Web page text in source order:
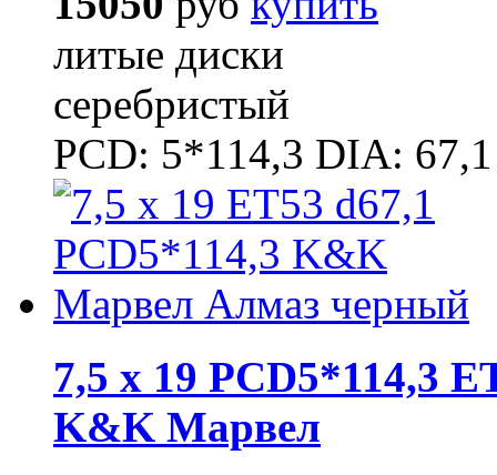
литые диски
серебристый
PCD: 5*114,3 DIA: 67,1
7,5 x 19 PCD5*114,3
K&K Марвел